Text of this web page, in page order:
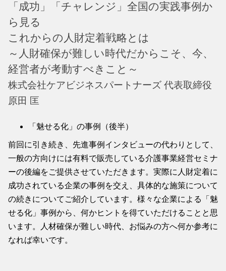
「成功」「チャレンジ」全国の実践事例か
ら見る
これからの人財定着戦略とは
～人財確保が難しい時代だからこそ、今、
経営者が考動すべきこと～
株式会社ケアビジネスパートナーズ 代表取締役
原田 匡
「魅せる化」の事例（後半）
前回に引き続き、先進事例インタビューの代わりとして、
一般の方向けには有料で販売している介護事業経営セミナ
ーの後編をご提供させていただきます。実際に人財定着に
成功されている企業の事例を交え、具体的な施策について
の続きについてご紹介しています。様々な企業による「魅
せる化」事例から、何かヒントを得ていただけることと思
います。人材確保が難しい時代、お悩みの方へ何か参考に
なれば幸いです。